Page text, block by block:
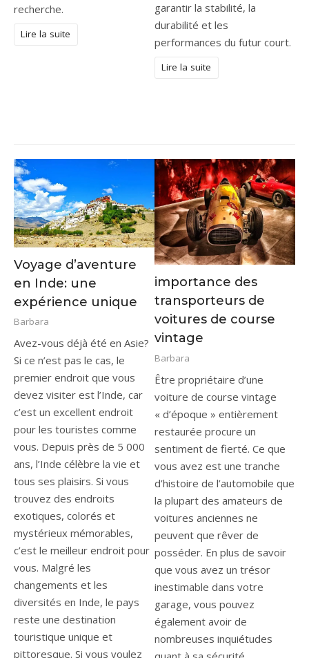
recherche.
Lire la suite
garantir la stabilité, la
durabilité et les
performances du futur court.
Lire la suite
Voyage d’aventure
en Inde: une
expérience unique
Barbara
Avez-vous déjà été en Asie?
Si ce n’est pas le cas, le
premier endroit que vous
devez visiter est l’Inde, car
c’est un excellent endroit
pour les touristes comme
vous. Depuis près de 5 000
ans, l’Inde célèbre la vie et
tous ses plaisirs. Si vous
trouvez des endroits
exotiques, colorés et
mystérieux mémorables,
c’est le meilleur endroit pour
vous. Malgré les
changements et les
diversités en Inde, le pays
reste une destination
touristique unique et
pittoresque. Si vous voulez
importance des
transporteurs de
voitures de course
vintage
Barbara
Être propriétaire d’une
voiture de course vintage
« d’époque » entièrement
restaurée procure un
sentiment de fierté. Ce que
vous avez est une tranche
d’histoire de l’automobile que
la plupart des amateurs de
voitures anciennes ne
peuvent que rêver de
posséder. En plus de savoir
que vous avez un trésor
inestimable dans votre
garage, vous pouvez
également avoir de
nombreuses inquiétudes